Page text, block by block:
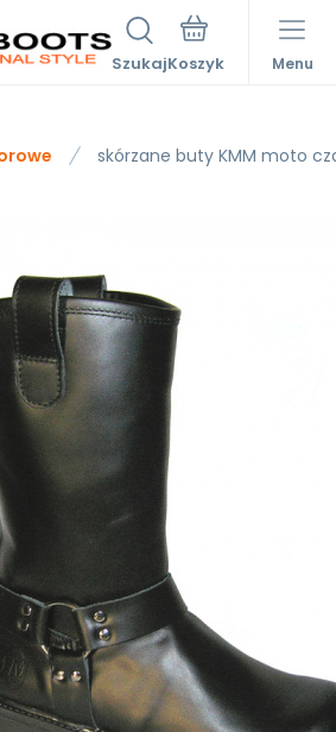
Szukaj Menu
skórzane buty KMM moto